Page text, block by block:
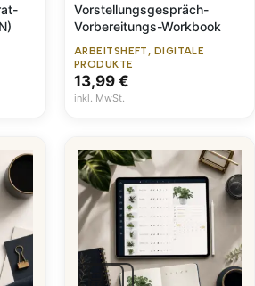
Vorstellungsgespräch-
Vorbereitungs-Workbook
ARBEITSHEFT , DIGITALE
PRODUKTE
13,99 €
inkl. MwSt.